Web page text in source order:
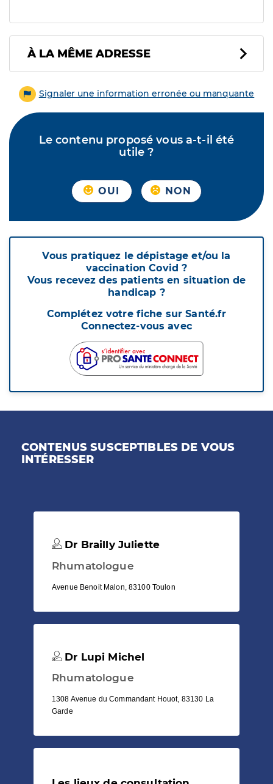
À LA MÊME ADRESSE
Signaler une information erronée ou manquante
Le contenu proposé vous a-t-il été
utile ?
OUI NON
Vous pratiquez le dépistage et/ou la
vaccination Covid ?
Vous recevez des patients en situation de
handicap ?
Complétez votre fiche sur Santé.fr
Connectez-vous avec
CONTENUS SUSCEPTIBLES DE VOUS
INTÉRESSER
Dr Brailly Juliette
Rhumatologue
Avenue Benoit Malon, 83100 Toulon
Dr Lupi Michel
Rhumatologue
1308 Avenue du Commandant Houot, 83130 La
Garde